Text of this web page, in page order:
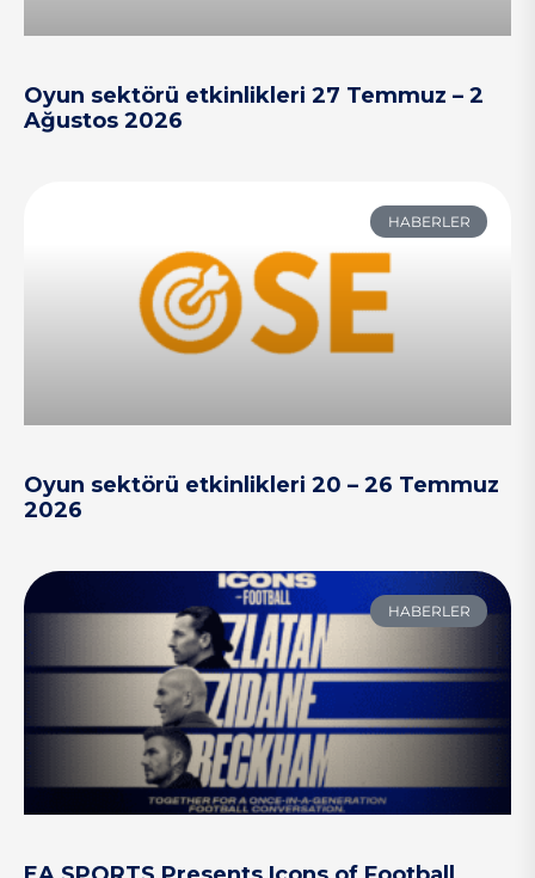
Oyun sektörü etkinlikleri 27 Temmuz – 2
Ağustos 2026
HABERLER
Oyun sektörü etkinlikleri 20 – 26 Temmuz
2026
HABERLER